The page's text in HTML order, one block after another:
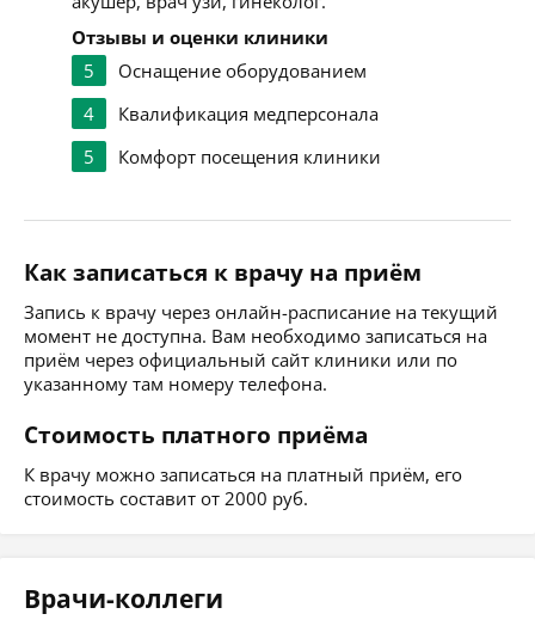
Отзывы и оценки клиники
5
Оснащение оборудованием
4
Квалификация медперсонала
5
Комфорт посещения клиники
Как записаться к врачу на приём
Запись к врачу через онлайн-расписание на текущий
момент не доступна. Вам необходимо записаться на
приём через официальный сайт клиники или по
указанному там номеру телефона.
Стоимость платного приёма
К врачу можно записаться на платный приём, его
стоимость составит от 2000 руб.
Врачи-коллеги